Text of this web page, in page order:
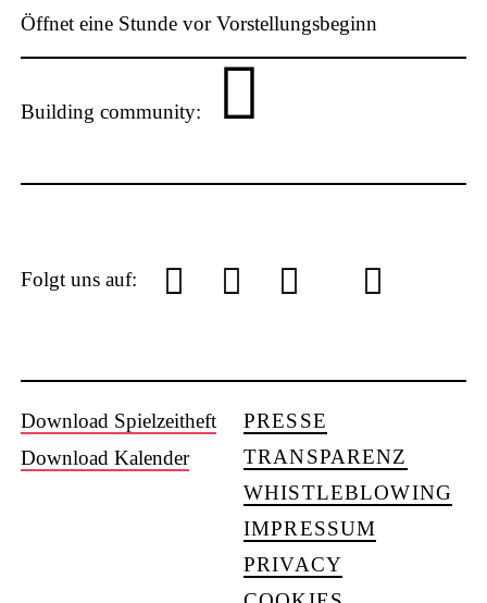
Öffnet eine Stunde vor Vorstellungsbeginn
Building community:
P
U
S
Folgt uns auf:
o a n o
Download Spielzeitheft
Download Kalender
PRESSE
TRANSPARENZ
WHISTLEBLOWING
IMPRESSUM
PRIVACY